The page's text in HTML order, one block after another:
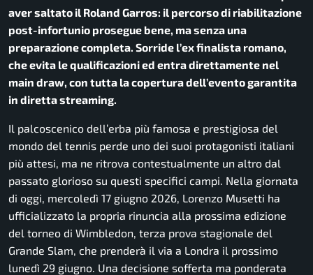
aver saltato il Roland Garros: il percorso di riabilitazione
post-infortunio prosegue bene, ma senza una
preparazione completa. Sorride l’ex finalista romano,
che evita le qualificazioni ed entra direttamente nel
main draw, con tutta la copertura dell’evento garantita
in diretta streaming.
Il palcoscenico dell’erba più famosa e prestigiosa del
mondo del tennis perde uno dei suoi protagonisti italiani
più attesi, ma ne ritrova contestualmente un altro dal
passato glorioso su questi specifici campi. Nella giornata
di oggi, mercoledì 17 giugno 2026, Lorenzo Musetti ha
ufficializzato la propria rinuncia alla prossima edizione
del torneo di Wimbledon, terza prova stagionale del
Grande Slam, che prenderà il via a Londra il prossimo
lunedì 29 giugno. Una decisione sofferta ma ponderata